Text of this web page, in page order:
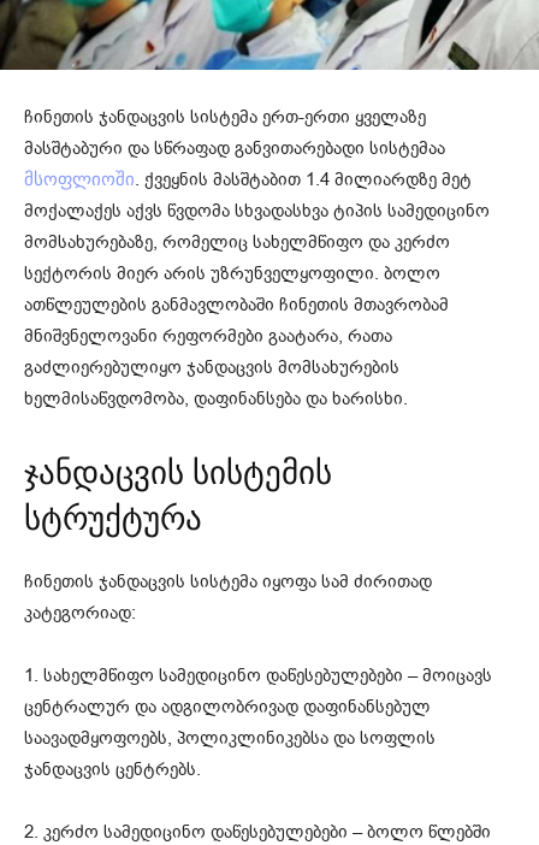
ჩინეთის ჯანდაცვის სისტემა ერთ-ერთი ყველაზე
მასშტაბური და სწრაფად განვითარებადი სისტემაა
მსოფლიოში. ქვეყნის მასშტაბით 1.4 მილიარდზე მეტ
მოქალაქეს აქვს წვდომა სხვადასხვა ტიპის სამედიცინო
მომსახურებაზე, რომელიც სახელმწიფო და კერძო
სექტორის მიერ არის უზრუნველყოფილი. ბოლო
ათწლეულების განმავლობაში ჩინეთის მთავრობამ
მნიშვნელოვანი რეფორმები გაატარა, რათა
გაძლიერებულიყო ჯანდაცვის მომსახურების
ხელმისაწვდომობა, დაფინანსება და ხარისხი.
ჯანდაცვის სისტემის
სტრუქტურა
ჩინეთის ჯანდაცვის სისტემა იყოფა სამ ძირითად
კატეგორიად:
1. სახელმწიფო სამედიცინო დაწესებულებები – მოიცავს
ცენტრალურ და ადგილობრივად დაფინანსებულ
საავადმყოფოებს, პოლიკლინიკებსა და სოფლის
ჯანდაცვის ცენტრებს.
2. კერძო სამედიცინო დაწესებულებები – ბოლო წლებში